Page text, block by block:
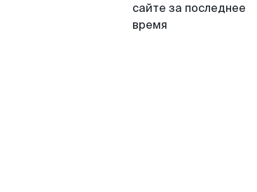
сайте за последнее
время